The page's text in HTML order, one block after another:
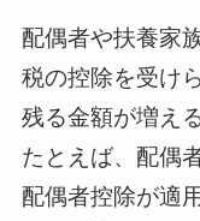
配偶者や扶養家
税の控除を受け
残る金額が増え
たとえば、配偶
配偶者控除が適